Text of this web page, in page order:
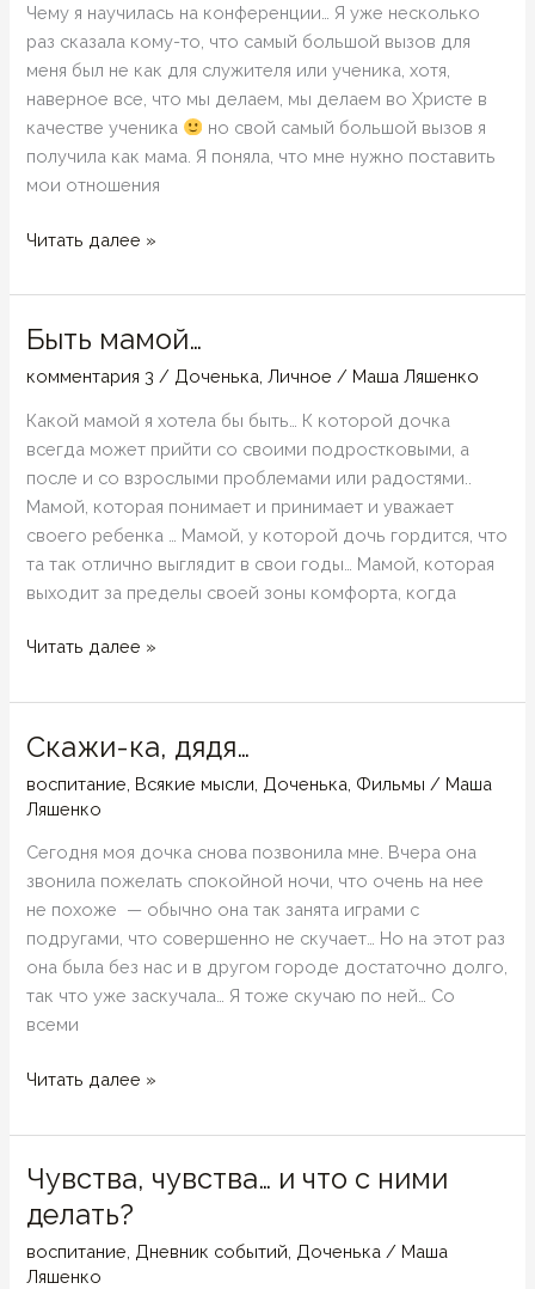
Чему я научилась на конференции… Я уже несколько
раз сказала кому-то, что самый большой вызов для
меня был не как для служителя или ученика, хотя,
наверное все, что мы делаем, мы делаем во Христе в
качестве ученика
но свой самый большой вызов я
получила как мама. Я поняла, что мне нужно поставить
мои отношения
Уроки
Читать далее »
Быть мамой…
комментария 3 / Доченька Личное / Маша Ляшенко
Какой мамой я хотела бы быть… К которой дочка
всегда может прийти со своими подростковыми, а
после и со взрослыми проблемами или радостями..
Мамой, которая понимает и принимает и уважает
своего ребенка … Мамой, у которой дочь гордится, что
та так отлично выглядит в свои годы… Мамой, которая
выходит за пределы своей зоны комфорта, когда
Быть
Читать далее »
Скажи-ка, дядя…
воспитание Всякие мысли Доченька Фильмы / Маша
Ляшенко
Сегодня моя дочка снова позвонила мне. Вчера она
звонила пожелать спокойной ночи, что очень на нее
не похоже — обычно она так занята играми с
подругами, что совершенно не скучает… Но на этот раз
она была без нас и в другом городе достаточно долго,
так что уже заскучала… Я тоже скучаю по ней… Со
всеми
Скажи-
дядя…
Читать далее »
Чувства, чувства… и что с ними
делать?
воспитание Дневник событий Доченька / Маша
Ляшенко